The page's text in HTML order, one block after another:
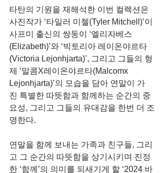
타탄의 기원을 재해석한 이번 컬렉션은
사진작가 ‘타일러 미첼(Tyler Mitchell)’이
사프미 출신의 쌍둥이 ‘엘리자베스
(Elizabeth)’와 ‘빅토리아 레이온야르타
(Victoria Lejonhjarta)’, 그리고 그들의 형
제 ‘말콤X레이온야르타(Malcomx
Lejonhjarta)’의 모습을 담아 연말이 가
진 특별한 따뜻함과 함께하는 순간의 중
요성, 그리고 그들의 유대감을 한번 더 조
명한다.
연말을 함께 보내는 가족과 친구들, 그리
고 그 순간의 따뜻함을 상기시키며 진정
한 ‘함께’의 의미를 되새기게 할 ‘2024 바